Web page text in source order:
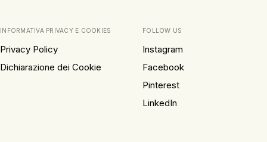
INFORMATIVA PRIVACY E COOKIES
Privacy Policy
Dichiarazione dei Cookie
FOLLOW US
Instagram
Facebook
Pinterest
LinkedIn